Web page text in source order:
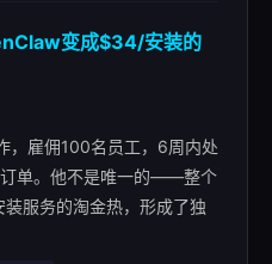
变成$34/安装的
，雇佣100名员工，6周内处
单。他不是唯一的——整个
服务的淘金热，形成了独